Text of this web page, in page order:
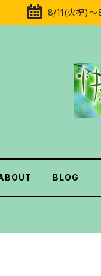
8/11(火祝)～
BLOG